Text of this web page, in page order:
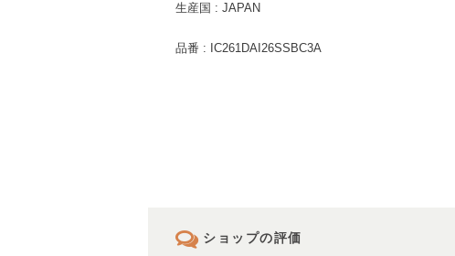
生産国 : JAPAN
品番 : IC261DAI26SSBC3A
ショップの評価